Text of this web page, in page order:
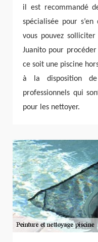
il est recommandé
spécialisée pour
vous pouvez
Juanito pour
ce soit une piscine
à la disposition
professionnels qui
pour les nettoyer.